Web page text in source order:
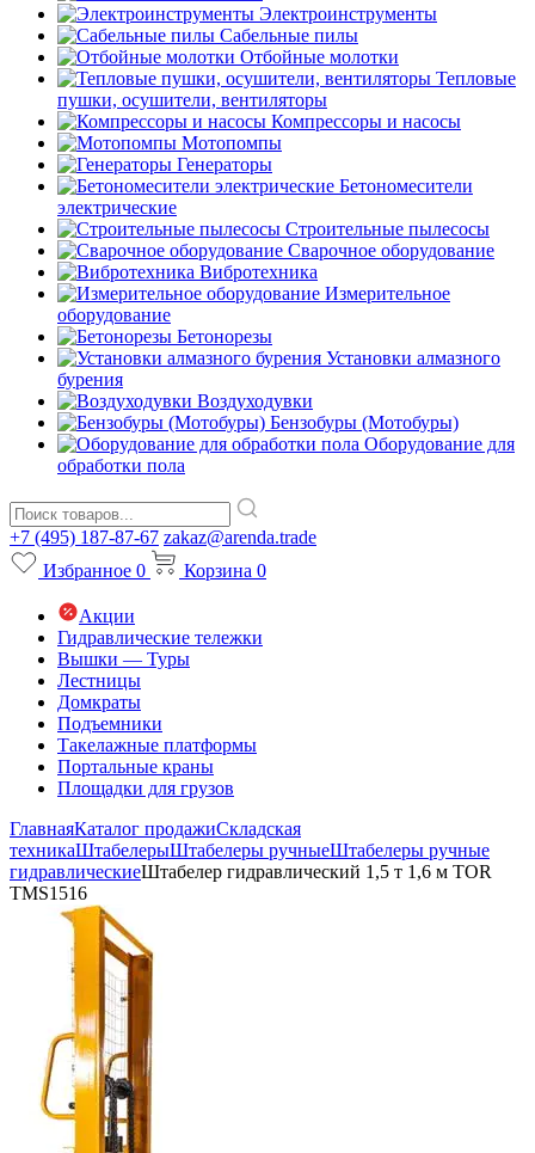
Электроинструменты
Сабельные пилы
Отбойные молотки
Тепловые
пушки, осушители, вентиляторы
Компрессоры и насосы
Мотопомпы
Генераторы
Бетономесители
электрические
Строительные пылесосы
Сварочное оборудование
Вибротехника
Измерительное
оборудование
Бетонорезы
Установки алмазного
бурения
Воздуходувки
Бензобуры (Мотобуры)
Оборудование для
обработки пола
+7 (495) 187-87-67 zakaz@arenda.trade
Избранное 0 Корзина 0
Акции
Гидравлические тележки
Вышки — Туры
Лестницы
Домкраты
Подъемники
Такелажные платформы
Портальные краны
Площадки для грузов
ГлавнаяКаталог продажиСкладская
техникаШтабелерыШтабелеры ручныеШтабелеры ручные
гидравлическиеШтабелер гидравлический 1,5 т 1,6 м TOR
TMS1516